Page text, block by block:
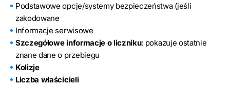
Podstawowe opcje/systemy bezpieczeństwa (jeśli
zakodowane
Informacje serwisowe
Szczegółowe informacje o liczniku: pokazuje ostatnie
znane dane o przebiegu
Kolizje
Liczba właścicieli